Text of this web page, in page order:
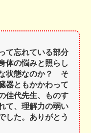
て忘れている部分
体の悩みと照らし
状態なのか？ そ
器ともかかわって
佳代先生、ものす
て、理解力の弱い
した。ありがとう